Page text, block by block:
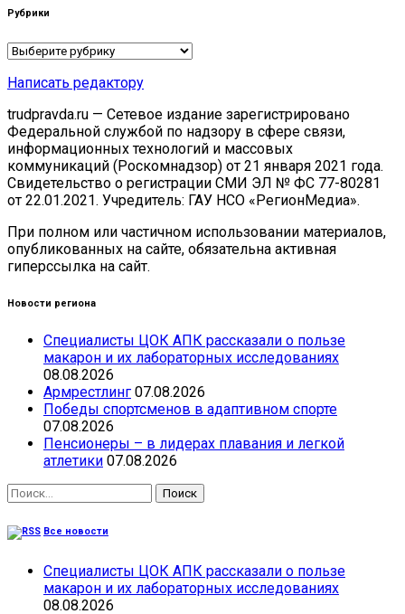
Рубрики
Рубрики
Написать редактору
trudpravda.ru — Сетевое издание зарегистрировано
Федеральной службой по надзору в сфере связи,
информационных технологий и массовых
коммуникаций (Роскомнадзор) от 21 января 2021 года.
Свидетельство о регистрации СМИ ЭЛ № ФС 77-80281
от 22.01.2021. Учредитель: ГАУ НСО «РегионМедиа».
При полном или частичном использовании материалов,
опубликованных на сайте, обязательна активная
гиперссылка на сайт.
Новости региона
Специалисты ЦОК АПК рассказали о пользе
макарон и их лабораторных исследованиях
08.08.2026
Армрестлинг 07.08.2026
Победы спортсменов в адаптивном спорте
07.08.2026
Пенсионеры – в лидерах плавания и легкой
атлетики 07.08.2026
Найти:
Все новости
Специалисты ЦОК АПК рассказали о пользе
макарон и их лабораторных исследованиях
08.08.2026